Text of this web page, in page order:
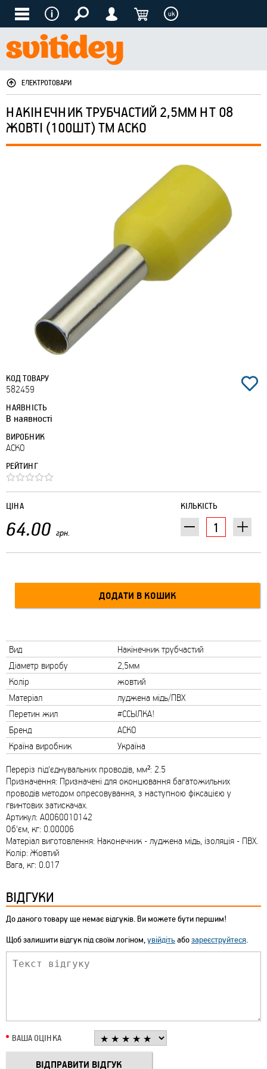
uk
ЕЛЕКТРОТОВАРИ
НАКІНЕЧНИК ТРУБЧАСТИЙ 2,5ММ НТ 08
ЖОВТІ (100ШТ) ТМ АСКО
КОД ТОВАРУ
582459
НАЯВНІСТЬ
В наявності
ВИРОБНИК
АСКО
РЕЙТИНГ
КІЛЬКІСТЬ
ЦІНА
64.00 грн.
Вид
Накінечник трубчастий
Діаметр виробу
2,5мм
Колір
жовтий
Матеріал
луджена мідь/ПВХ
Перетин жил
#ССЫЛКА!
Бренд
АСКО
Країна виробник
Україна
Переріз під'єднувальних проводів, мм²: 2.5
Призначення: Призначені для оконцювання багатожильних
проводів методом опресовування, з наступною фіксацією у
гвинтових затискачах.
Артикул: A0060010142
Об'єм, кг: 0.00006
Матеріал виготовлення: Наконечник - луджена мідь, ізоляція - ПВХ.
Колір: Жовтий
Вага, кг: 0.017
ВІДГУКИ
До даного товару ще немає відгуків. Ви можете бути першим!
Щоб залишити відгук під своїм логіном,увійдітьабозареєструйтеся.
ВАША ОЦІНКА